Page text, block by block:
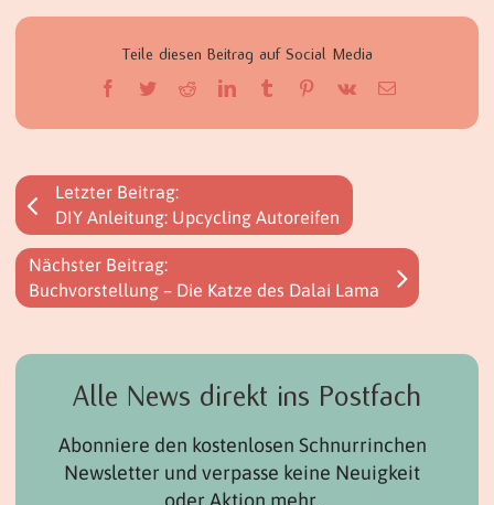
Teile diesen Beitrag auf Social Media
Facebook
TwitterRedditLinkedInTumblr Pinterest
Vk
E-
Letzter Beitrag:
DIY Anleitung: Upcycling Autoreifen
Nächster Beitrag:
Buchvorstellung – Die Katze des Dalai Lama
Alle News direkt ins Postfach
Abonniere den kostenlosen Schnurrinchen
Newsletter und verpasse keine Neuigkeit
oder Aktion mehr.